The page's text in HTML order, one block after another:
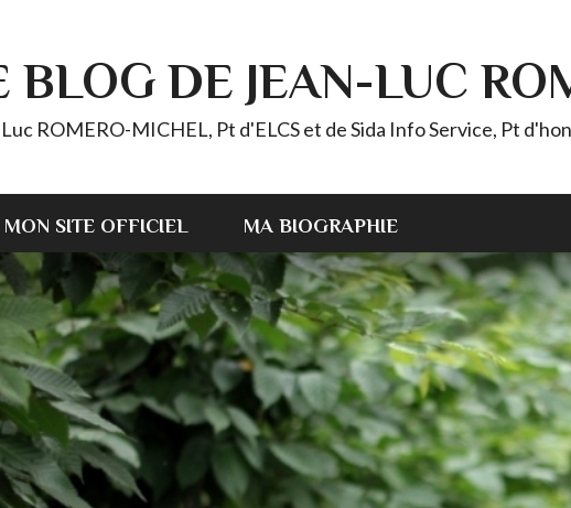
BLOG DE JEAN-LUC
ROMERO-MICHEL, Pt d'ELCS et de Sida Info Service, Pt
MON SITE OFFICIEL MA BIOGRAPHIE